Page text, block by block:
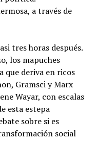
a través de
tres horas después.
los mapuches
que deriva en ricos
Gramsci y Marx
Wayar, con escalas
esta estepa
sobre si es
social